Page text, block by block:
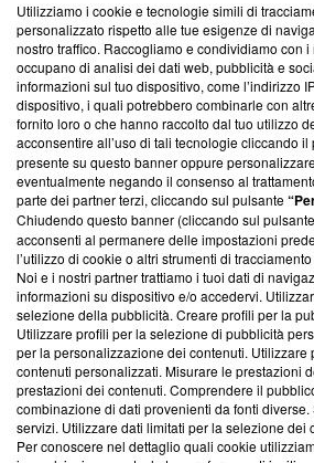
Questa sezione offre informazioni
News, sui nostri processi editoriali e su
creare news di qualità. Inoltre, afferma la
‘Trust Project - News with Integrity’
ancora membro del programma, ma ha
parte; Trust Project non ha ancora
conformità agli standard.
Su di noi
Team editoriale
Corporate
Redazione
Informativa Privacy
Cookie Policy
Blasting SA, IDI CHE-247.845.224, Via
Utilizziamo i cookie e tecnologie simili di
personalizzato rispetto alle tue esigenze di
nostro traffico. Raccogliamo e condividiamo con i
occupano di analisi dei dati web, pubblicità e
informazioni sul tuo dispositivo, come l’indirizzo
dispositivo, i quali potrebbero combinarle con
fornito loro o che hanno raccolto dal tuo utilizzo
acconsentire all’uso di tali tecnologie cliccando il
presente su questo banner oppure
eventualmente negando il consenso al
parte dei partner terzi, cliccando sul pulsante
Chiudendo questo banner (cliccando sul pulsante
acconsenti al permanere delle impostazioni
l’utilizzo di cookie o altri strumenti di
Noi e i nostri partner trattiamo i tuoi dati di
informazioni su dispositivo e/o accedervi.
selezione della pubblicità. Creare profili per la
Utilizzare profili per la selezione di pubblicità
per la personalizzazione dei contenuti. Utilizzare
contenuti personalizzati. Misurare le prestazioni
prestazioni dei contenuti. Comprendere il
combinazione di dati provenienti da fonti
servizi. Utilizzare dati limitati per la selezione dei
Per conoscere nel dettaglio quali cookie